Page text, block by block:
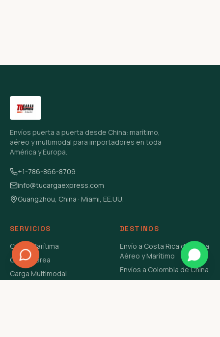
Envíos puerta a puerta desde China: marítimo,
aéreo y multimodal para importadores en toda
América y Europa.
+1-786-866-8709
info@tucargaexpress.com
Guangzhou, China · Miami, EE.UU.
SERVICIOS
Carga Marítima
Carga Aérea
Carga Multimodal
DESTINOS
Envío a Costa Rica de China
Aéreo y Marítimo
Envíos a Colombia de China